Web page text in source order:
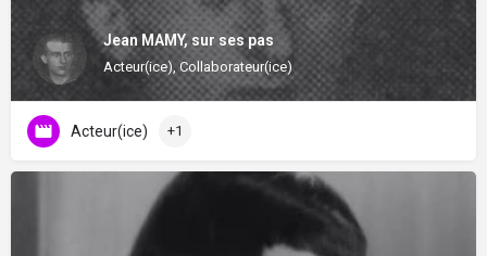
Jean MAMY, sur ses pas
Acteur(ice), Collaborateur(ice)
Acteur(ice) +1